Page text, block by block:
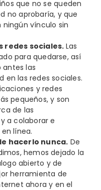
que no se queden
no aprobaría, y que
vínculo sin
redes sociales. Las
para quedarse, así
las
en las redes sociales.
y redes
pequeños, y son
de las
a colaborar e
línea.
hacerlo nunca. De
hemos dejado la
abierto y de
herramienta de
ahora y en el